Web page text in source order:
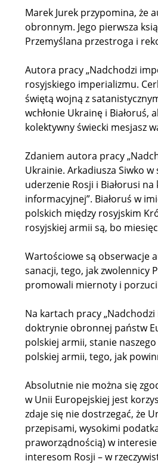
Marek Jurek przypomina, że
obronnym. Jego pierwsza
Przemyślana przestroga i
Autora pracy „Nadchodzi
rosyjskiego imperializmu.
świętą wojną z
wchłonie Ukrainę i Białoruś,
kolektywny świecki mesjasz
Zdaniem autora pracy
Ukrainie. Arkadiusza Siwko w
uderzenie Rosji i Białorusi
informacyjnej”. Białoruś w
polskich między rosyjskim
rosyjskiej armii są, bo
Wartościowe są obserwacje
sanacji, tego, jak zwolennicy
promowali miernoty i
Na kartach pracy
doktrynie obronnej państw
polskiej armii, stanie
polskiej armii, tego, jak
Absolutnie nie można się
w Unii Europejskiej jest
zdaje się nie dostrzegać, że
przepisami, wysokimi
praworządnością) w interesie
interesom Rosji – w